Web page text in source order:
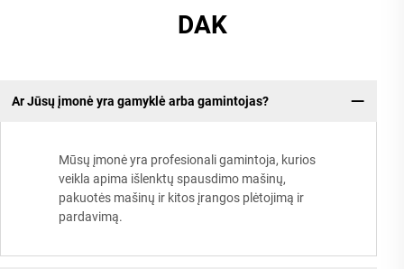
DAK
Ar Jūsų įmonė yra gamyklė arba gamintojas?
Mūsų įmonė yra profesionali gamintoja, kurios
veikla apima išlenktų spausdimo mašinų,
pakuotės mašinų ir kitos įrangos plėtojimą ir
pardavimą.